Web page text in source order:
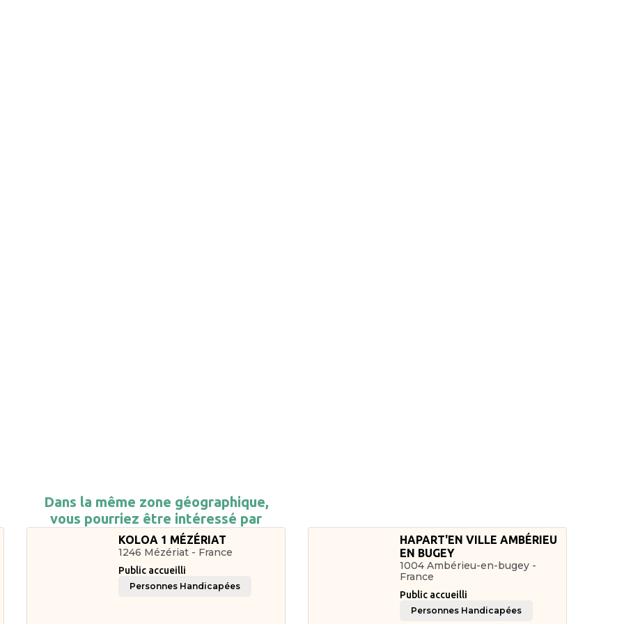
Dans la même zone géographique,
vous pourriez être intéressé par
KOLOA 1 MÉZÉRIAT
1246 Mézériat - France
Public accueilli
Personnes Handicapées
HAPART'EN VILLE AMBÉRIEU
EN BUGEY
1004 Ambérieu-en-bugey -
France
Public accueilli
Personnes Handicapées